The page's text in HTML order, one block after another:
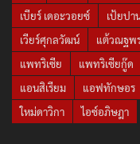
เบียร์ เดอะวอยซ์
เป้ยปา
เวียร์ศุกลวัฒน์
แต้วณฐพ
แพทริเซีย
แพทริเซียกู๊ด
แอนสิเรียม
แอฟทักษอร
ใหม่ดาวิกา
ไอซ์อภิษฎา